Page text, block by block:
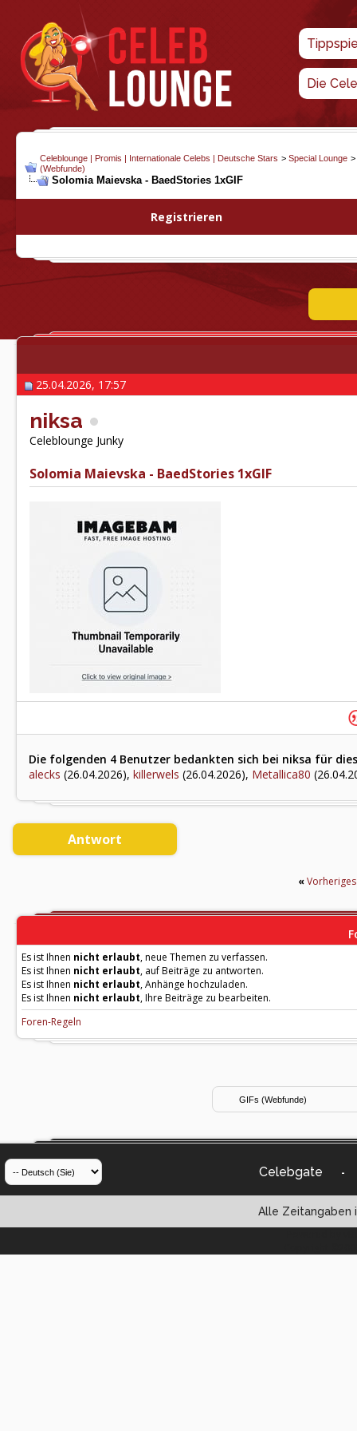
Die
Celeblounge | Promis | Internationale Celebs | Deutsche Stars > Special Lounge >
(Webfunde)
Solomia Maievska - BaedStories 1xGIF
Registrieren
25.04.2026, 17:57
niksa
Celeblounge Junky
Solomia Maievska - BaedStories 1xGIF
Die folgenden 4 Benutzer bedankten sich bei niksa für
alecks (26.04.2026), killerwels (26.04.2026), Metallica80
Antwort
«
Es ist Ihnen nicht erlaubt, neue Themen zu verfassen.
Es ist Ihnen nicht erlaubt, auf Beiträge zu antworten.
Es ist Ihnen nicht erlaubt, Anhänge hochzuladen.
Es ist Ihnen nicht erlaubt, Ihre Beiträge zu bearbeiten.
Foren-Regeln
Celebgate -
Alle Zeitangaben